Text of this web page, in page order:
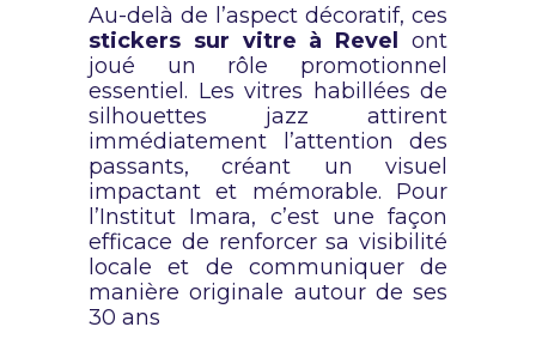
Au-delà de l’aspect décoratif, ces
stickers sur vitre à Revel
ont
joué un rôle promotionnel
essentiel. Les vitres habillées de
silhouettes jazz attirent
immédiatement l’attention des
passants, créant un visuel
impactant et mémorable. Pour
l’Institut Imara, c’est une façon
efficace de renforcer sa visibilité
locale et de communiquer de
manière originale autour de ses
30 ans